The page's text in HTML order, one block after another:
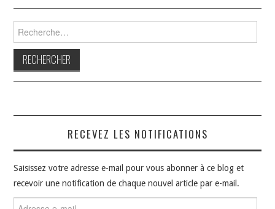
RECEVEZ LES NOTIFICATIONS
Saisissez votre adresse e-mail pour vous abonner à ce blog et
recevoir une notification de chaque nouvel article par e-mail.